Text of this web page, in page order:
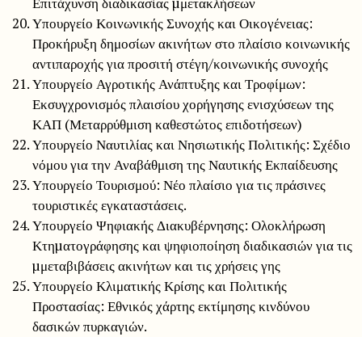
Υπουργείο Κοινωνικής Συνοχής και Οικογένειας:
Προκήρυξη δημοσίων ακινήτων στο πλαίσιο κοινωνικής
αντιπαροχής για προσιτή στέγη/κοινωνικής συνοχής
Υπουργείο Αγροτικής Ανάπτυξης και Τροφίμων:
Εκσυγχρονισμός πλαισίου χορήγησης ενισχύσεων της
ΚΑΠ (Μεταρρύθμιση καθεστώτος επιδοτήσεων)
Υπουργείο Ναυτιλίας και Νησιωτικής Πολιτικής: Σχέδιο
νόμου για την Αναβάθμιση της Ναυτικής Εκπαίδευσης
Υπουργείο Τουρισμού: Νέο πλαίσιο για τις πράσινες
τουριστικές εγκαταστάσεις.
Υπουργείο Ψηφιακής Διακυβέρνησης: Ολοκλήρωση
Κτηµατογράφησης και ψηφιοποίηση διαδικασιών για τις
µμεταβιβάσεις ακινήτων και τις χρήσεις γης
Υπουργείο Κλιματικής Κρίσης και Πολιτικής
Προστασίας: Εθνικός χάρτης εκτίμησης κινδύνου
δασικών πυρκαγιών.